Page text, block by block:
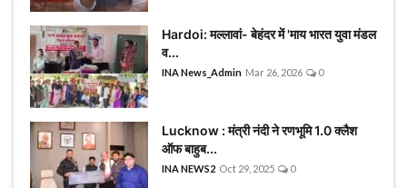
मनोरंजन
टीवी
बॉलीवुड
स्वास्थ्य\लाइफस्टाइल
Hardoi: मल्लावां- बेहंदर में 'माय भारत युवा मंडल
व...
INA News_Admin Mar 26, 2026 0
Lucknow : मंत्री नंदी ने रणभूमि 1.0 क्लैश
ऑफ बाहुब...
INA NEWS2 Oct 29, 2025 0